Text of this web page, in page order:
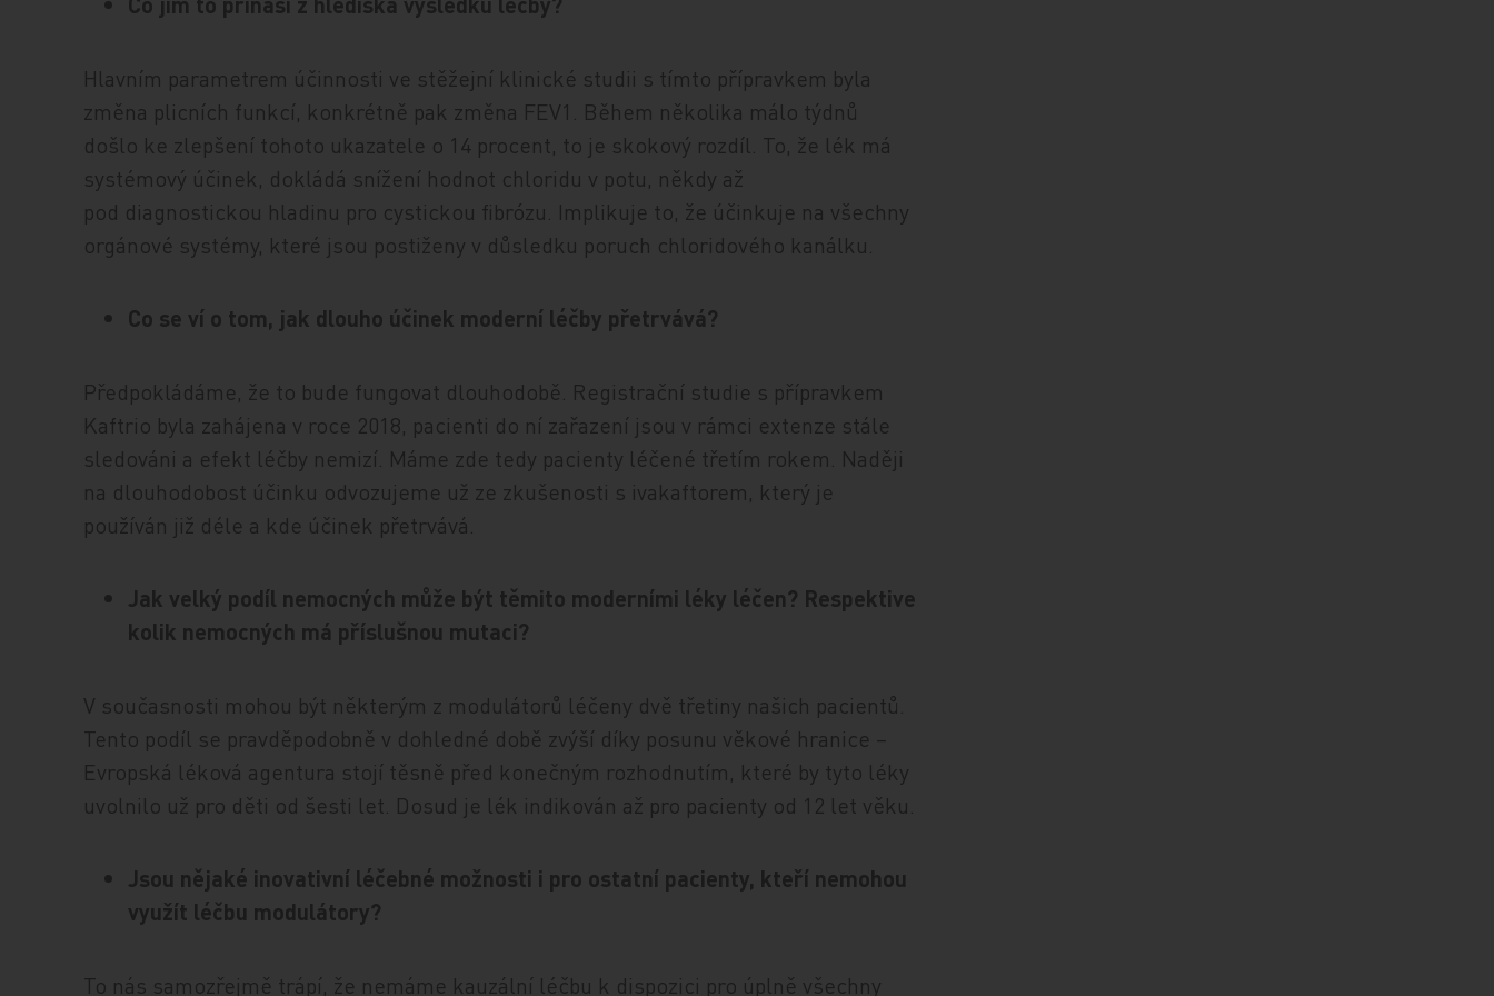
Hlavním parametrem účinnosti ve stěžejní klinické studii s tímto přípravkem byla
změna plicních funkcí, konkrétně pak změna FEV1 . Během několika málo týdnů
došlo ke zlepšení tohoto ukazatele o 14 procent, to je skokový rozdíl. To, že lék má
systémový účinek, dokládá snížení hodnot chloridu v potu, někdy až
pod diagnostickou hladinu pro cystickou fibrózu. Implikuje to, že účinkuje na všechny
orgánové systémy, které jsou postiženy v důsledku poruch chloridového kanálku.
Co se ví o tom, jak dlouho účinek moderní léčby přetrvává?
Předpokládáme, že to bude fungovat dlouhodobě. Registrační studie s přípravkem
Kaftrio byla zahájena v roce 2018, pacienti do ní zařazení jsou v rámci extenze stále
sledováni a efekt léčby nemizí. Máme zde tedy pacienty léčené třetím rokem. Naději
na dlouhodobost účinku odvozujeme už ze zkušenosti s ivakaftorem, který je
používán již déle a kde účinek přetrvává.
Jak velký podíl nemocných může být těmito moderními léky léčen? Respektive
kolik nemocných má příslušnou mutaci?
V současnosti mohou být některým z modulátorů léčeny dvě třetiny našich pacientů.
Tento podíl se pravděpodobně v dohledné době zvýší díky posunu věkové hranice –
Evropská léková agentura stojí těsně před konečným rozhodnutím, které by tyto léky
uvolnilo už pro děti od šesti let. Dosud je lék indikován až pro pacienty od 12 let věku.
Jsou nějaké inovativní léčebné možnosti i pro ostatní pacienty, kteří nemohou
využít léčbu modulátory?
To nás samozřejmě trápí, že nemáme kauzální léčbu k dispozici pro úplně všechny